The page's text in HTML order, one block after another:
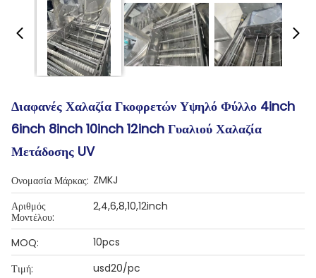
Διαφανές Χαλαζία Γκοφρετών Υψηλό Φύλλο 4inch
6inch 8inch 10inch 12inch Γυαλιού Χαλαζία
Μετάδοσης UV
Ονομασία Μάρκας: ZMKJ
Αριθμός
Μοντέλου:
2,4,6,8,10,12inch
MOQ:
10pcs
Τιμή:
usd20/pc